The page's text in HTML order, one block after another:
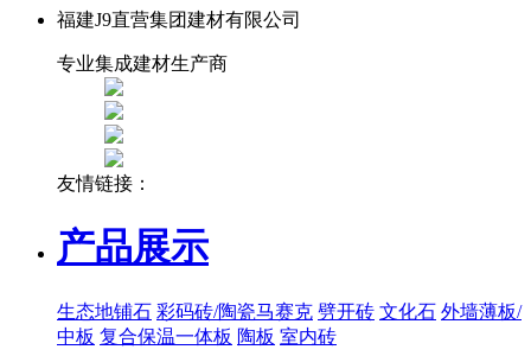
福建J9直营集团建材有限公司
专业集成建材生产商
友情链接：
产品展示
生态地铺石 彩码砖/陶瓷马赛克 劈开砖 文化石 外墙薄板/
中板 复合保温一体板 陶板 室内砖